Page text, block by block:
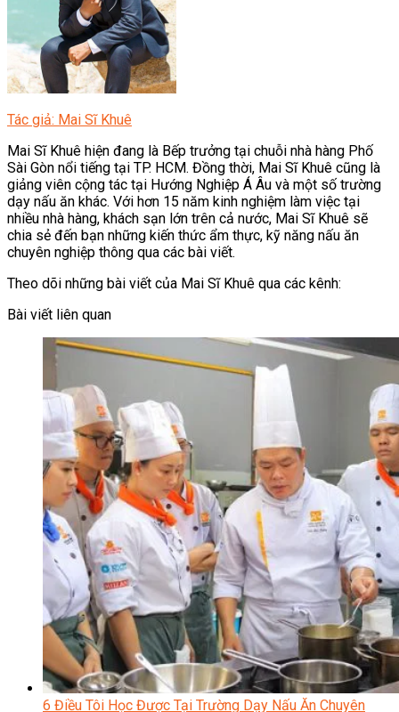
Tác giả: Mai Sĩ Khuê
Mai Sĩ Khuê hiện đang là Bếp trưởng tại chuỗi nhà hàng Phố
Sài Gòn nổi tiếng tại TP. HCM. Đồng thời, Mai Sĩ Khuê cũng là
giảng viên cộng tác tại Hướng Nghiệp Á Âu và một số trường
dạy nấu ăn khác. Với hơn 15 năm kinh nghiệm làm việc tại
nhiều nhà hàng, khách sạn lớn trên cả nước, Mai Sĩ Khuê sẽ
chia sẻ đến bạn những kiến thức ẩm thực, kỹ năng nấu ăn
chuyên nghiệp thông qua các bài viết.
Theo dõi những bài viết của Mai Sĩ Khuê qua các kênh:
Bài viết liên quan
6 Điều Tôi Học Được Tại Trường Dạy Nấu Ăn Chuyên